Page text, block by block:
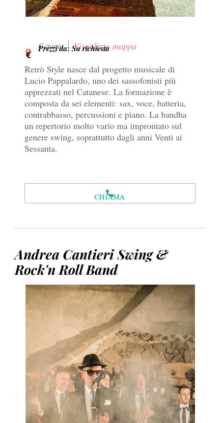
Catania Visualizza mappa
Prezzi da: Su richiesta
Retrò Style nasce dal progetto musicale di
Lucio Pappalardo, uno dei sassofonisti più
apprezzati nel Catanese. La formazione è
composta da sei elementi: sax, voce, batteria,
contrabbasso, percussioni e piano. La bandha
un repertorio molto vario ma improntato sul
genere swing, soprattutto dagli anni Venti ai
Sessanta.
CHIAMA
Andrea Cantieri Swing &
Rock'n Roll Band